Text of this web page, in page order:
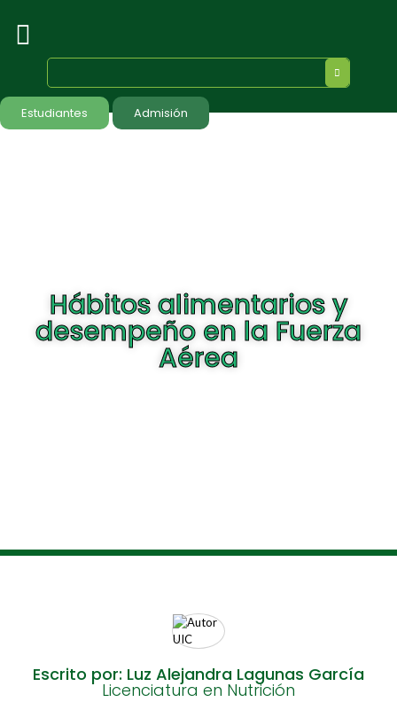
Estudiantes Admisión
Hábitos alimentarios y
desempeño en la Fuerza
Aérea
Escrito por: Luz Alejandra Lagunas García
Licenciatura en Nutrición